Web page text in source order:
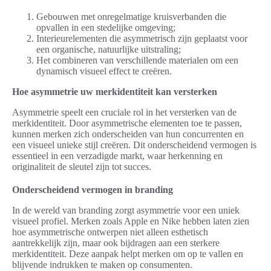
Gebouwen met onregelmatige kruisverbanden die
opvallen in een stedelijke omgeving;
Interieurelementen die asymmetrisch zijn geplaatst voor
een organische, natuurlijke uitstraling;
Het combineren van verschillende materialen om een
dynamisch visueel effect te creëren.
Hoe asymmetrie uw merkidentiteit kan versterken
Asymmetrie speelt een cruciale rol in het versterken van de
merkidentiteit. Door asymmetrische elementen toe te passen,
kunnen merken zich onderscheiden van hun concurrenten en
een visueel unieke stijl creëren. Dit onderscheidend vermogen is
essentieel in een verzadigde markt, waar herkenning en
originaliteit de sleutel zijn tot succes.
Onderscheidend vermogen in branding
In de wereld van branding zorgt asymmetrie voor een uniek
visueel profiel. Merken zoals Apple en Nike hebben laten zien
hoe asymmetrische ontwerpen niet alleen esthetisch
aantrekkelijk zijn, maar ook bijdragen aan een sterkere
merkidentiteit. Deze aanpak helpt merken om op te vallen en
blijvende indrukken te maken op consumenten.